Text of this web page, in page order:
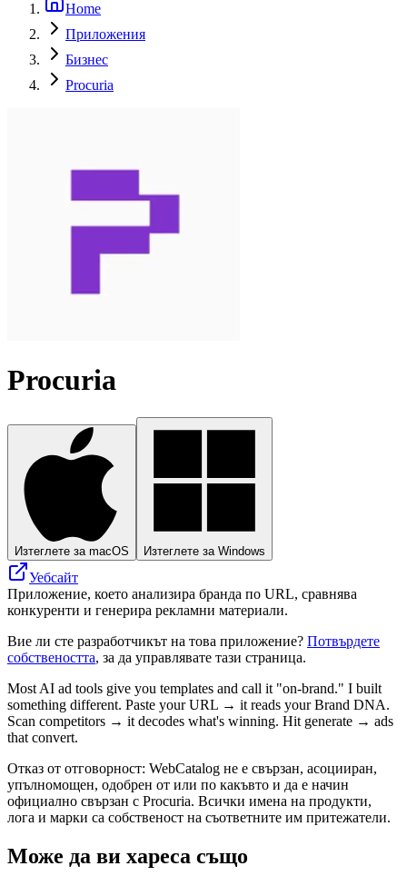
Home
Приложения
Бизнес
Procuria
Procuria
Изтеглете за macOS Изтеглете за Windows
Уебсайт
Приложение, което анализира бранда по URL, сравнява
конкуренти и генерира рекламни материали.
Вие ли сте разработчикът на това приложение? Потвърдете
собствеността, за да управлявате тази страница.
Most AI ad tools give you templates and call it "on-brand." I built
something different. Paste your URL → it reads your Brand DNA.
Scan competitors → it decodes what's winning. Hit generate → ads
that convert.
Отказ от отговорност: WebCatalog не е свързан, асоцииран,
упълномощен, одобрен от или по какъвто и да е начин
официално свързан с Procuria. Всички имена на продукти,
лога и марки са собственост на съответните им притежатели.
Може да ви хареса също